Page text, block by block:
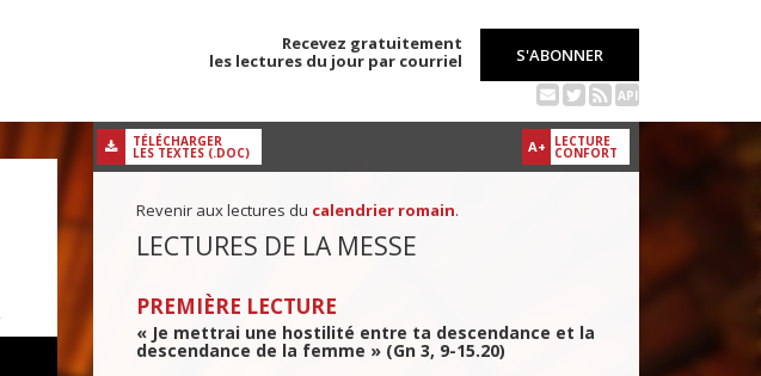
Recevez gratuitement
les lectures du jour par courriel
S'ABONNER
API
A+ LECTURE
CONFORT
TÉLÉCHARGER
LES TEXTES (.DOC)
Revenir aux lectures du calendrier romain.
LECTURES DE LA MESSE
PREMIÈRE LECTURE
« Je mettrai une hostilité entre ta descendance et la
descendance de la femme » (Gn 3, 9-15.20)